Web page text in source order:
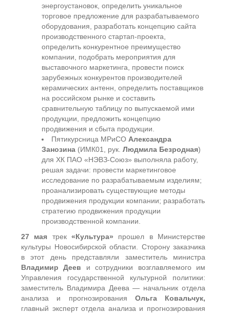
энергоустановок, определить уникальное
торговое предложение для разрабатываемого
оборудования, разработать концепцию сайта
производственного стартап-проекта,
определить конкурентное преимущество
компании, подобрать мероприятия для
выставочного маркетинга, провести поиск
зарубежных конкурентов производителей
керамических антенн, определить поставщиков
на российском рынке и составить
сравнительную таблицу по выпускаемой ими
продукции, предложить концепцию
продвижения и сбыта продукции.
Пятикурсница МРиСО Александра
Занозина (ИМК01, рук. Людмила Безродная)
для ХК ПАО «НЭВЗ-Союз» выполняла работу,
решая задачи: провести маркетинговое
исследование по разрабатываемым изделиям;
проанализировать существующие методы
продвижения продукции компании; разработать
стратегию продвижения продукции
производственной компании.
27 мая трек«Культура» прошел в Министерстве
культуры Новосибирской области. Сторону заказчика
в этот день представляли заместитель министра
Владимир Деев и сотрудники возглавляемого им
Управления государственной культурной политики:
заместитель Владимира Деева — начальник отдела
анализа и прогнозирования Ольга Ковальчук,
главный эксперт отдела анализа и прогнозирования